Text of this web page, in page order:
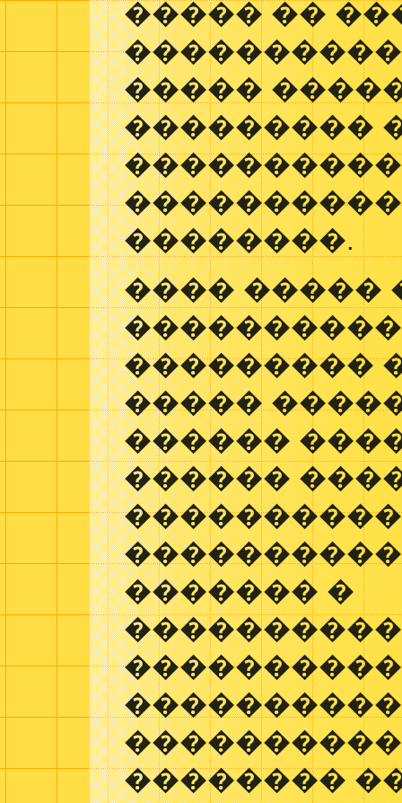
����� ��
�����
���������
��������.
���� �����
���������
�����
������
������
������� �
��������